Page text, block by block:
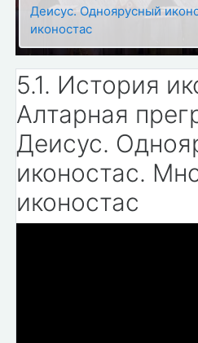
Деисус. Одноярусный
иконостас
5.1. История
Алтарная
Деисус.
иконостас.
иконостас